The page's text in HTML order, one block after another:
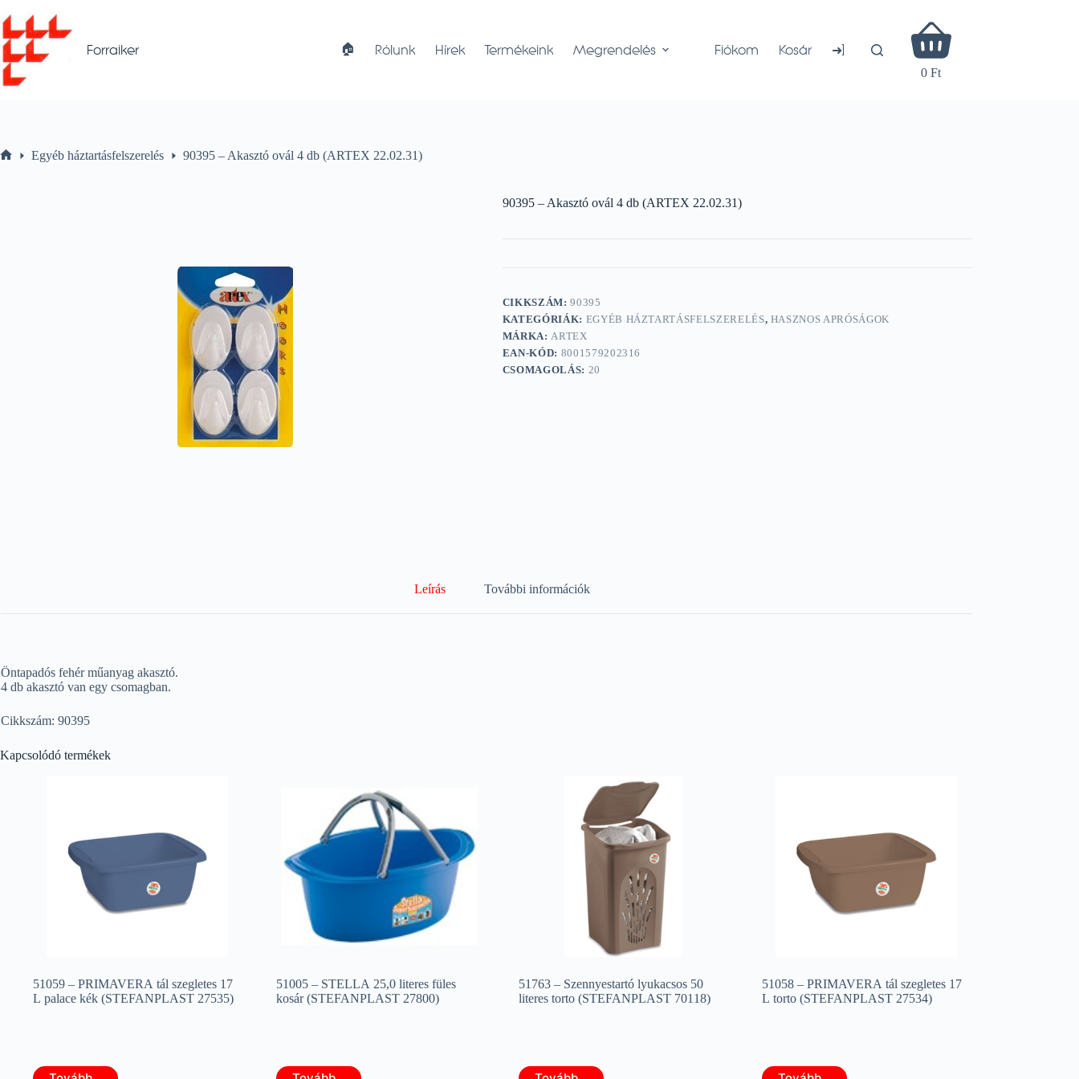
to
content
Forraiker 🏠︎ Rólunk Hírek Termékeink Megrendelés Fiókom Kosár ➜]
Shopping
cart
0 Ft
Egyéb háztartásfelszerelés 90395 – Akasztó ovál 4 db (ARTEX 22.02.31)
90395 – Akasztó ovál 4 db (ARTEX 22.02.31)
CIKKSZÁM:90395
KATEGÓRIÁK: EGYÉB HÁZTARTÁSFELSZERELÉS, HASZNOS APRÓSÁGOK
MÁRKA:ARTEX
EAN-KÓD: 8001579202316
CSOMAGOLÁS: 20
Leírás További információk
Öntapadós fehér műanyag akasztó.
4 db akasztó van egy csomagban.
Cikkszám: 90395
Kapcsolódó termékek
51059 – PRIMAVERA tál szegletes 17
L palace kék (STEFANPLAST 27535)
51005 – STELLA 25,0 literes füles
kosár (STEFANPLAST 27800)
51763 – Szennyestartó lyukacsos 50
literes torto (STEFANPLAST 70118)
51058 – PRIMAVERA tál szegletes 17
L torto (STEFANPLAST 27534)